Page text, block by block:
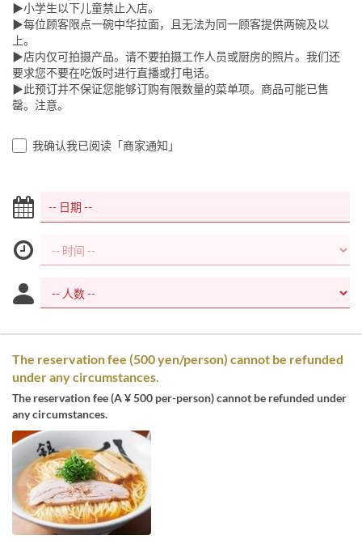
▶小学生以下儿童禁止入店。
▶每位顾客限点一碗中华拉面，且无法为同一顾客提供两碗及以
上。
▶店内仅可拍摄产品。请不要拍摄工作人员或厨房的照片。我们还
要求您不要在吃饭时进行直播或打电话。
▶此预订并不保证您能够订购有限数量的菜单项。商品可能已售
罄。注意。
我确认我已阅读「商家通知」
The reservation fee (500 yen/person) cannot be refunded
under any circumstances.
The reservation fee (A ¥ 500 per-person) cannot be refunded under
any circumstances.